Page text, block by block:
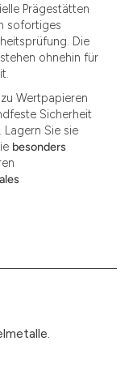
Prägestätten
sofortiges
Die
ohnehin für
Wertpapieren
Sicherheit
Sie sie
besonders